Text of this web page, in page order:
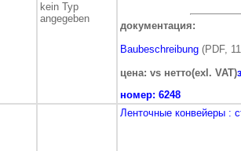
kein Typ
angegeben
документация:
Baubeschreibung (PDF,
цена: vs нетто(exl. VAT)
номер: 6248
Ленточные конвейеры :